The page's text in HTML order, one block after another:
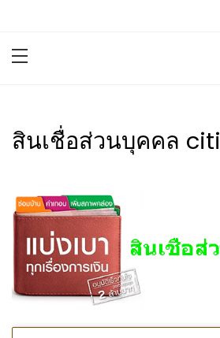
สินเชื่อส่วนบุคคล citi